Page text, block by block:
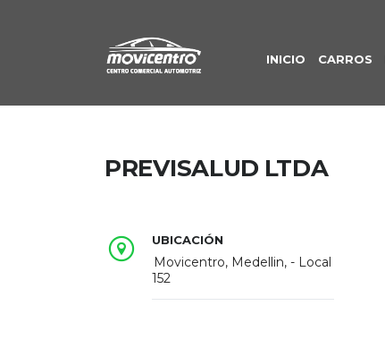
INICIO CARROS
PREVISALUD LTDA
UBICACIÓN
Movicentro, Medellin, - Local
152